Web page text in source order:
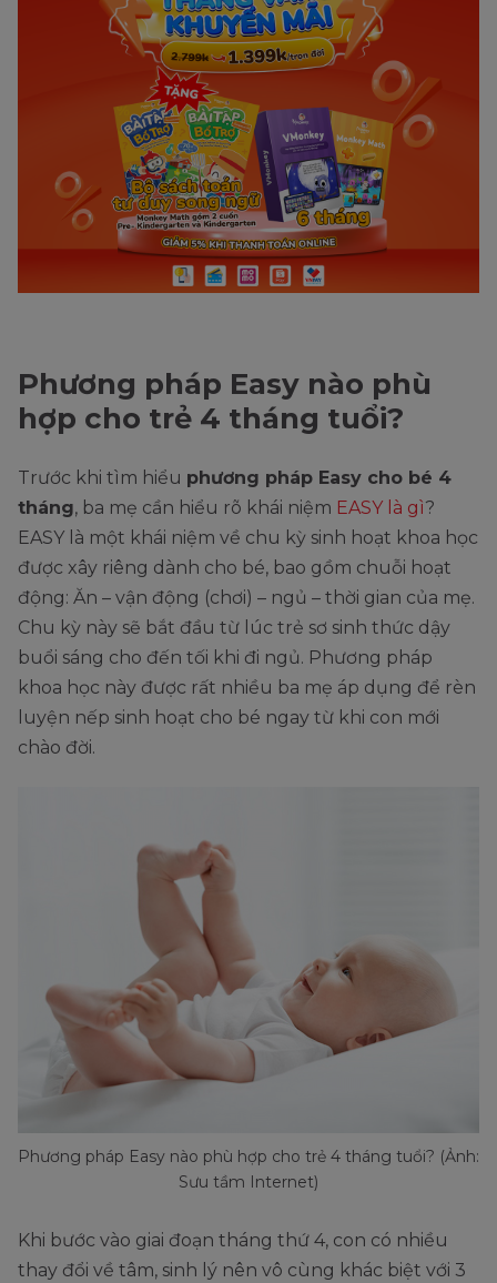
Phương pháp Easy nào phù
hợp cho trẻ 4 tháng tuổi?
Trước khi tìm hiểu phương pháp Easy cho bé 4
tháng, ba mẹ cần hiểu rõ khái niệm EASY là gì?
EASY là một khái niệm về chu kỳ sinh hoạt khoa học
được xây riêng dành cho bé, bao gồm chuỗi hoạt
động: Ăn – vận động (chơi) – ngủ – thời gian của mẹ.
Chu kỳ này sẽ bắt đầu từ lúc trẻ sơ sinh thức dậy
buổi sáng cho đến tối khi đi ngủ. Phương pháp
khoa học này được rất nhiều ba mẹ áp dụng để rèn
luyện nếp sinh hoạt cho bé ngay từ khi con mới
chào đời.
Phương pháp Easy nào phù hợp cho trẻ 4 tháng tuổi? (Ảnh:
Sưu tầm Internet)
Khi bước vào giai đoạn tháng thứ 4, con có nhiều
thay đổi về tâm, sinh lý nên vô cùng khác biệt với 3